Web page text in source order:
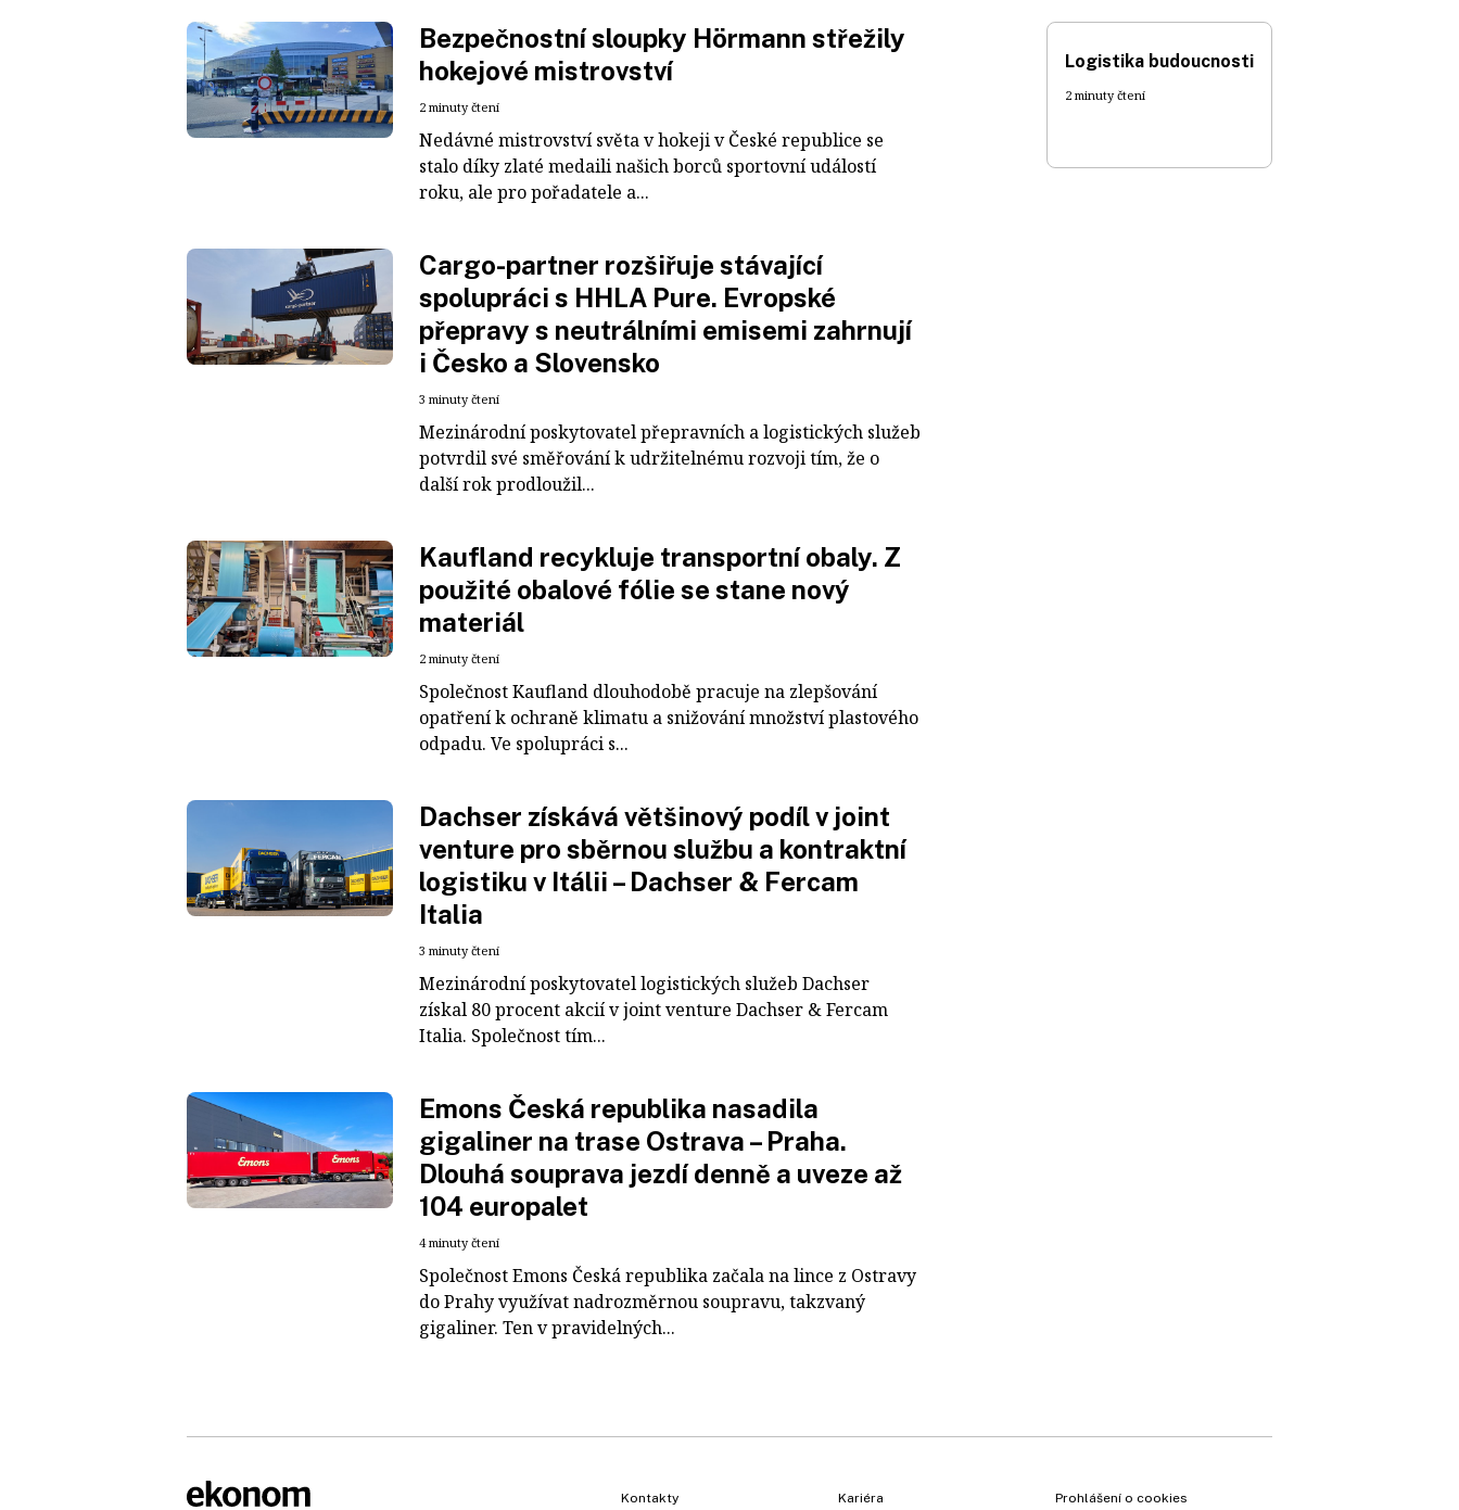
Bezpečnostní sloupky Hörmann střežily
hokejové mistrovství
2 minuty čtení
Nedávné mistrovství světa v hokeji v České republice se
stalo díky zlaté medaili našich borců sportovní událostí
roku, ale pro pořadatele a...
Cargo-partner rozšiřuje stávající
spolupráci s HHLA Pure. Evropské
přepravy s neutrálními emisemi zahrnují
i Česko a Slovensko
3 minuty čtení
Mezinárodní poskytovatel přepravních a logistických služeb
potvrdil své směřování k udržitelnému rozvoji tím, že o
další rok prodloužil...
Kaufland recykluje transportní obaly. Z
použité obalové fólie se stane nový
materiál
2 minuty čtení
Společnost Kaufland dlouhodobě pracuje na zlepšování
opatření k ochraně klimatu a snižování množství plastového
odpadu. Ve spolupráci s...
Dachser získává většinový podíl v joint
venture pro sběrnou službu a kontraktní
logistiku v Itálii – Dachser & Fercam
Italia
3 minuty čtení
Mezinárodní poskytovatel logistických služeb Dachser
získal 80 procent akcií v joint venture Dachser & Fercam
Italia. Společnost tím...
Emons Česká republika nasadila
gigaliner na trase Ostrava – Praha.
Dlouhá souprava jezdí denně a uveze až
104 europalet
4 minuty čtení
Společnost Emons Česká republika začala na lince z Ostravy
do Prahy využívat nadrozměrnou soupravu, takzvaný
gigaliner. Ten v pravidelných...
Logistika budoucnosti
2 minuty čtení
Kontakty Kariéra Prohlášení o cookies